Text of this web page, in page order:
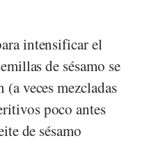
intensificar el
de sésamo se
veces mezcladas
poco antes
de sésamo